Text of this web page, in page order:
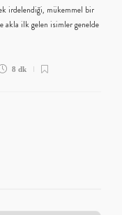
irdelendiği, mükemmel bir
ilk gelen isimler genelde
8 dk